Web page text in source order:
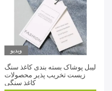
ویدیو
لیبل پوشاک بسته بندی کاغذ سنگ
زیست تخریب پذیر محصولات
کاغذ سنگی